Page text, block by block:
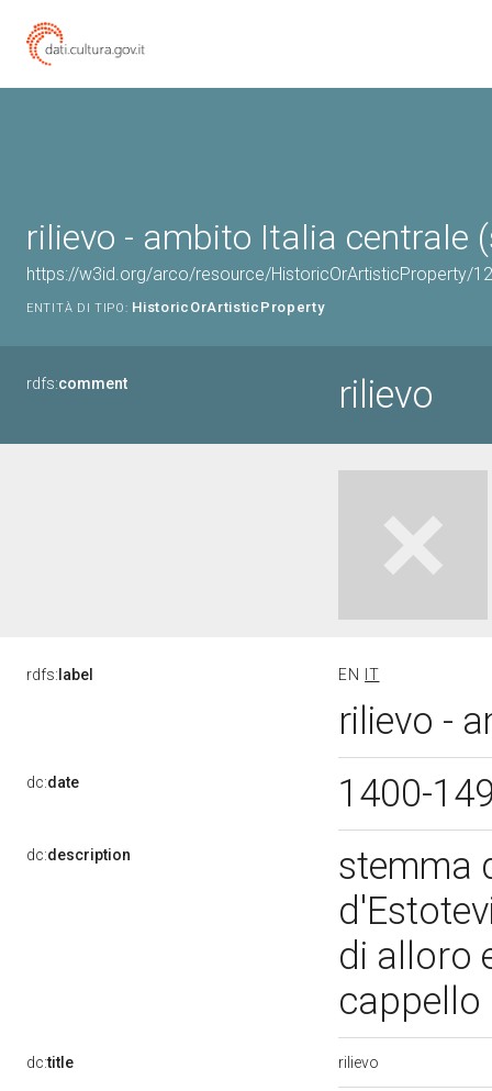
rilievo - ambito Italia centrale
https://w3id.org/arco/resource/HistoricOrArtisticProperty/
ENTITÀ DI TIPO: HistoricOrArtisticProperty
rdfs:comment rilievo
rdfs: label EN IT
rilievo -
dc:date 1400-
dc:description
stemma
di alloro
dc:title rilievo